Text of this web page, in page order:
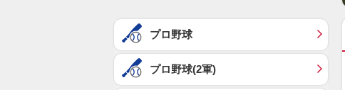
プロ野球
プロ野球(2軍)